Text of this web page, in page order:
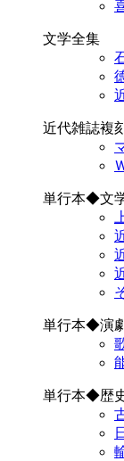
文学全集
近代雑誌複
単行本◆文
単行本◆演
単行本◆歴